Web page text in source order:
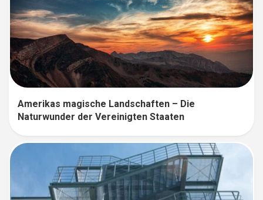
Amerikas magische Landschaften – Die
Naturwunder der Vereinigten Staaten